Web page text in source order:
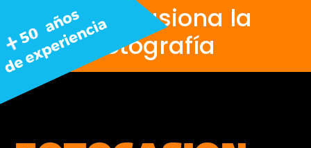
Nos apasiona la
fotografía